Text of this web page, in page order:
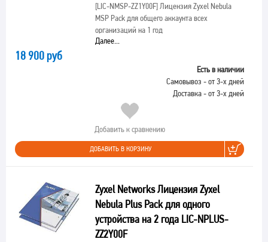
[LIC-NMSP-ZZ1Y00F]Лицензия Zyxel Nebula
MSP Pack для общего аккаунта всех
организаций на 1 год
Далее...
18 900 руб
Есть в наличии
Самовывоз - от 3-х дней
Доставка - от 3-х дней
Добавить к сравнению
ДОБАВИТЬ В КОРЗИНУ
Zyxel Networks Лицензия Zyxel
Nebula Plus Pack для одного
устройства на 2 года LIC-NPLUS-
ZZ2Y00F